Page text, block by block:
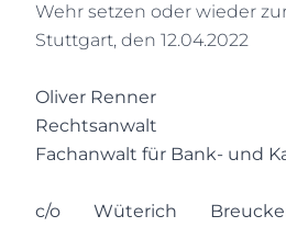
Wehr setzen oder wieder
Stuttgart, den 12.04.2022
Oliver Renner
Rechtsanwalt
Fachanwalt für Bank- und
c/o Wüterich